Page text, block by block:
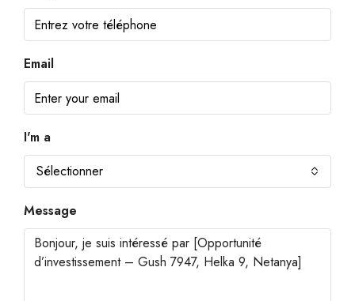
Email
I'm a
Sélectionner
Message